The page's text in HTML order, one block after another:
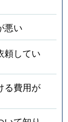
悪い
頼してい
る費用が